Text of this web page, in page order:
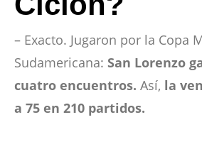
– Exacto. Jugaron por la Copa
Sudamericana: San Lorenzo
cuatro encuentros. Así, la
a 75 en 210 partidos.